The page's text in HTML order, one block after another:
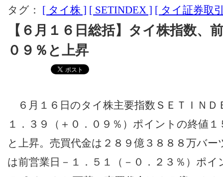
タグ： [ タイ株 ] [ SETINDEX ] [ タイ証券取
【６月１６日総括】タイ株指数、
０９％と上昇
６月１６日のタイ株主要指数ＳＥＴＩＮＤ
１．３９（＋０．０９％）ポイントの終値
と上昇。売買代金は２８９億３８８８万バー
は前営業日－１．５１（－０．２３％）ポ